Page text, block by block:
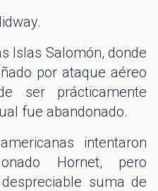
Islas Salomón, donde
por ataque aéreo
ser prácticamente
fue abandonado.
intentaron
Hornet, pero
suma de